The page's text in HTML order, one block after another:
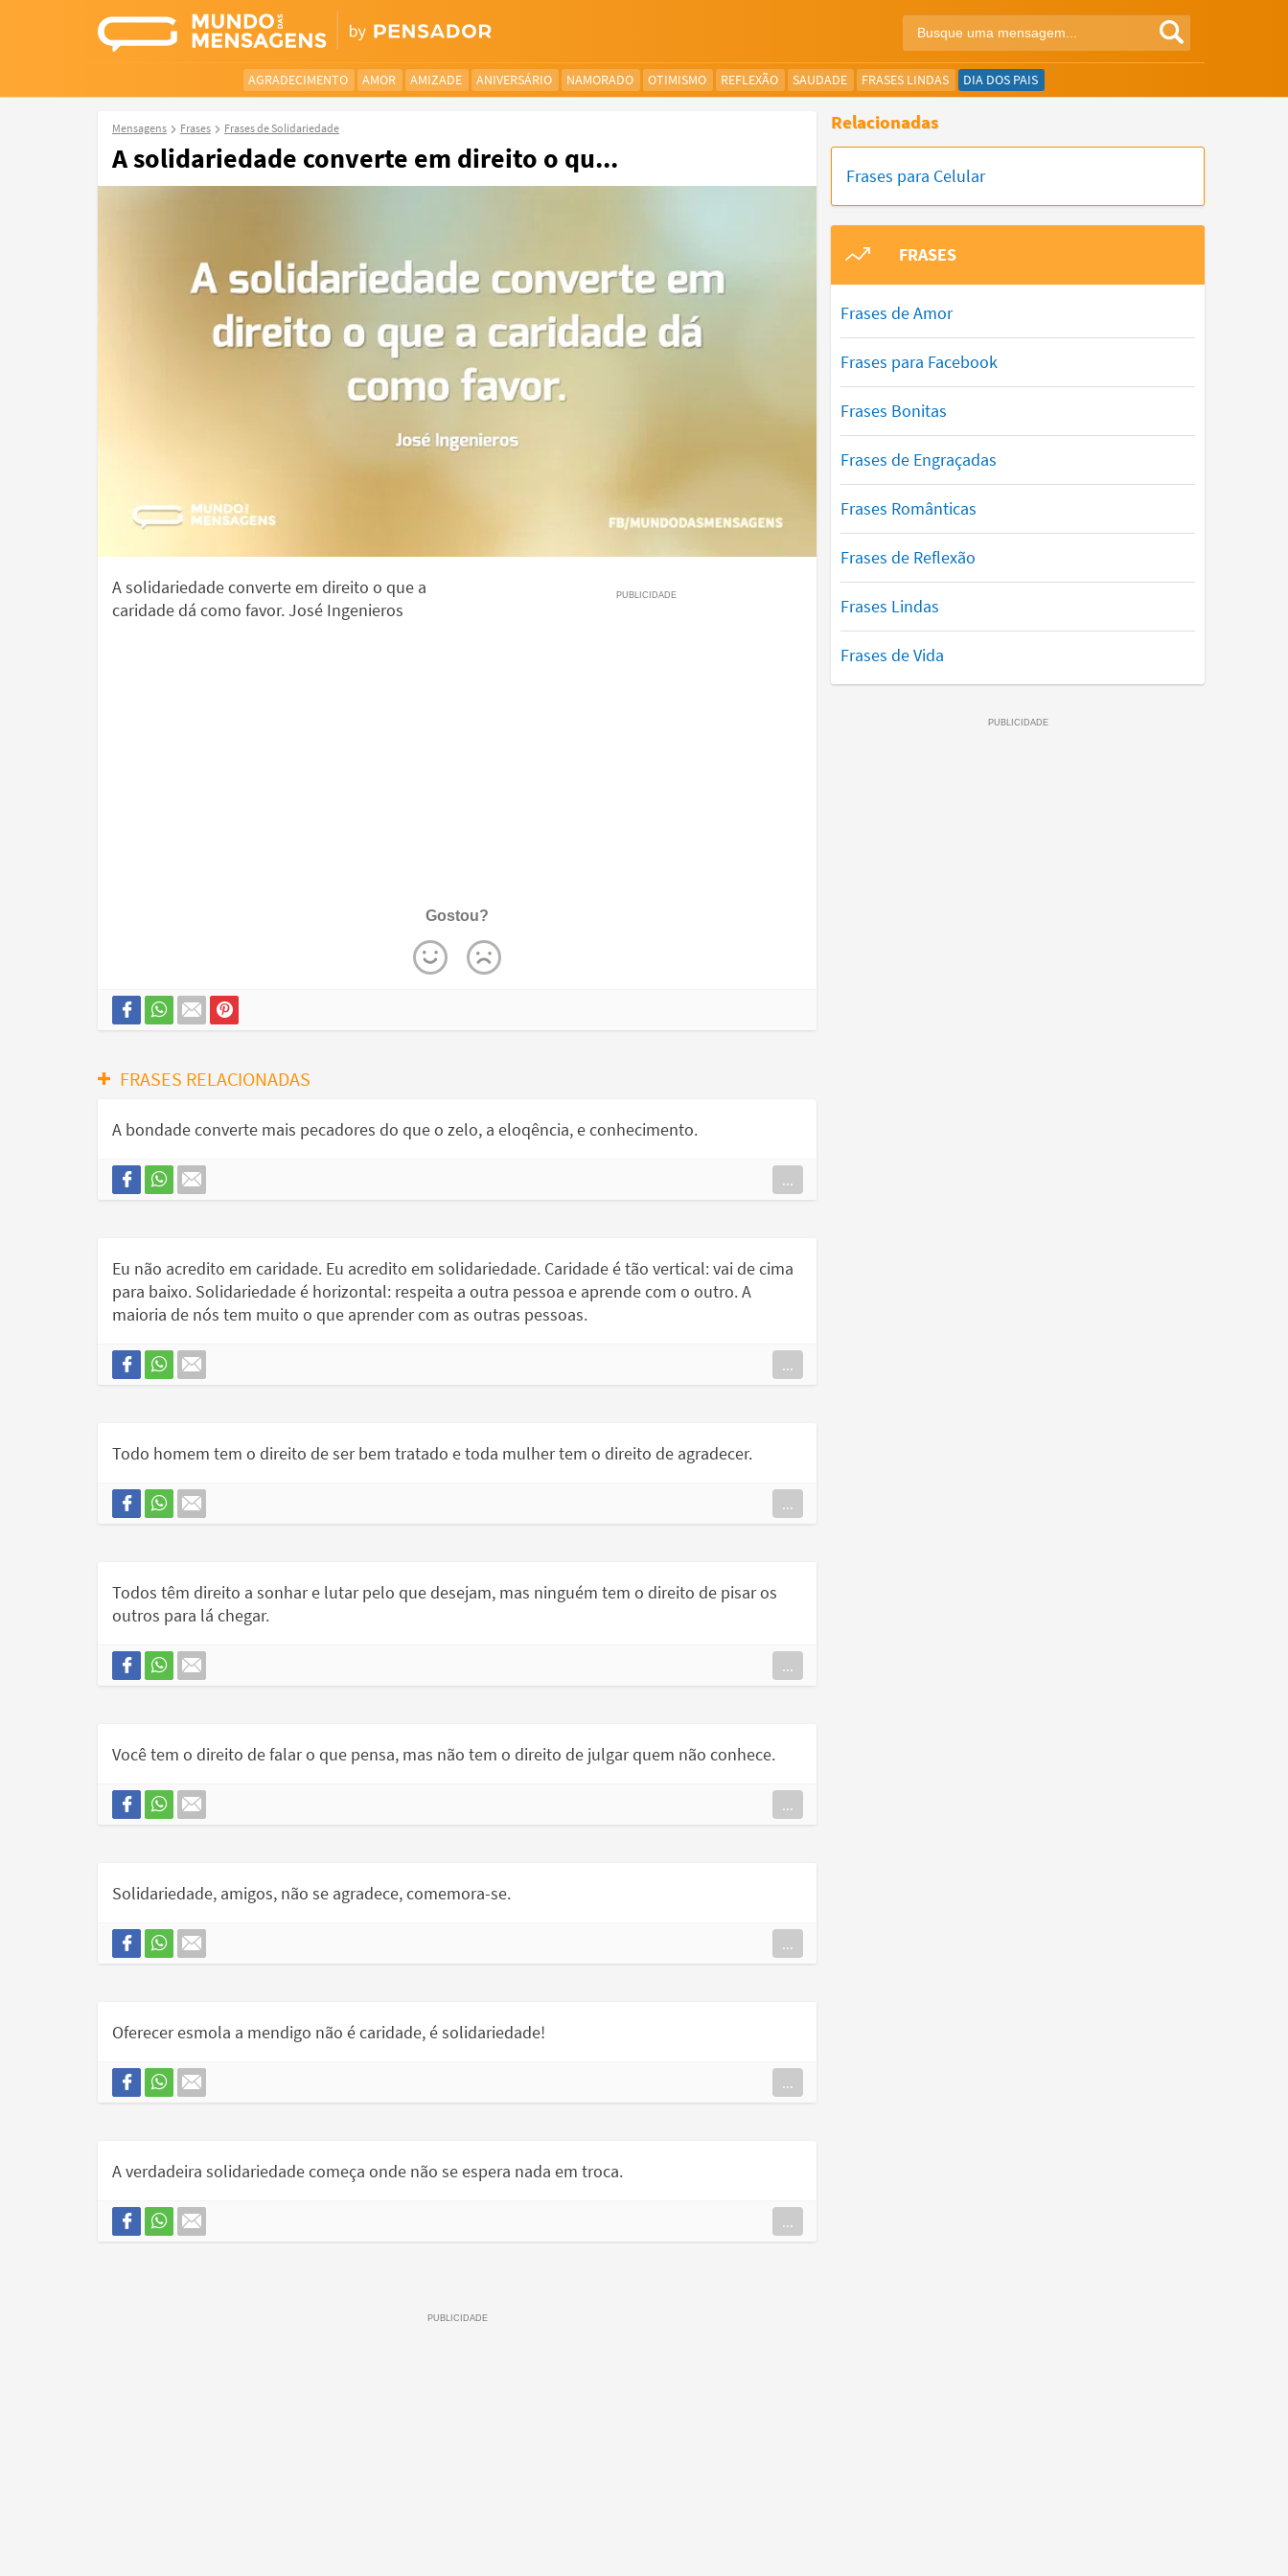
AGRADECIMENTO AMOR AMIZADE ANIVERSÁRIO NAMORADO OTIMISMO REFLEXÃO SAUDADE FRASES LINDAS DIA DOS PAIS
Mensagens Frases Frases de Solidariedade
A solidariedade converte em direito o qu...
A solidariedade converte em direito o que a
caridade dá como favor. José Ingenieros
Gostou?
FRASES RELACIONADAS
A bondade converte mais pecadores do que o zelo, a eloqência, e conhecimento.
...
Eu não acredito em caridade. Eu acredito em solidariedade. Caridade é tão vertical: vai de cima
para baixo. Solidariedade é horizontal: respeita a outra pessoa e aprende com o outro. A
maioria de nós tem muito o que aprender com as outras pessoas.
...
Todo homem tem o direito de ser bem tratado e toda mulher tem o direito de agradecer.
...
Todos têm direito a sonhar e lutar pelo que desejam, mas ninguém tem o direito de pisar os
outros para lá chegar.
...
Você tem o direito de falar o que pensa, mas não tem o direito de julgar quem não conhece.
...
Solidariedade, amigos, não se agradece, comemora-se.
...
Oferecer esmola a mendigo não é caridade, é solidariedade!
...
A verdadeira solidariedade começa onde não se espera nada em troca.
...
Relacionadas
Frases para Celular
FRASES
Frases de Amor
Frases para Facebook
Frases Bonitas
Frases de Engraçadas
Frases Românticas
Frases de Reflexão
Frases Lindas
Frases de Vida